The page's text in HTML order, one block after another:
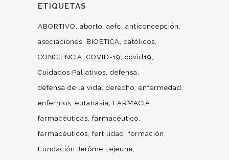
ETIQUETAS
ABORTIVO aborto aefc
anticoncepción
asociaciones
BIOETICA católicos
CONCIENCIA COVID-19
covid19
Cuidados Paliativos defensa
defensa de la vida derecho enfermedad
enfermos eutanasia
FARMACIA
farmacéuticas farmacéutico
farmacéuticos fertilidad formación
Fundación Jerôme Lejeune